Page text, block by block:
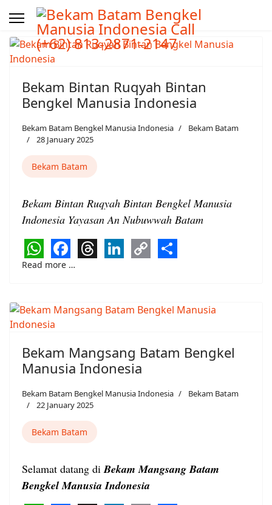
Bekam Bintan Ruqyah Bintan
Bengkel Manusia Indonesia
Bekam Batam Bengkel Manusia Indonesia
Bekam Batam
28 January 2025
Bekam Batam
Bekam Bintan Ruqyah Bintan Bengkel Manusia
Indonesia Yayasan An Nubuwwah Batam
WhatsApp
Facebook
Read more …
Bekam Mangsang Batam Bengkel
Manusia Indonesia
Bekam Batam Bengkel Manusia Indonesia
Bekam Batam
22 January 2025
Bekam Batam
Selamat datang di Bekam Mangsang Batam
Bengkel Manusia Indonesia